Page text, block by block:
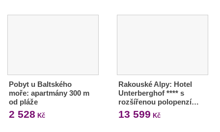
Pobyt u Baltského
moře: apartmány 300 m
od pláže
2 528 Kč
Rakouské Alpy: Hotel
Unterberghof **** s
rozšířenou polopenzí…
13 599 Kč